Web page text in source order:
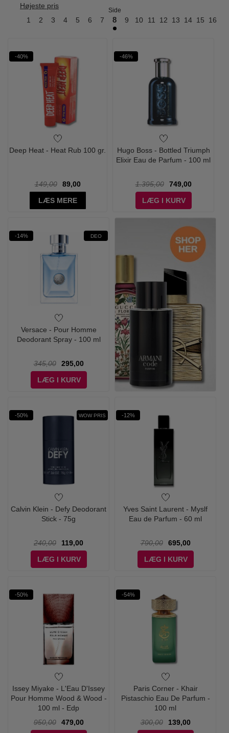
Højeste pris
Side
1 2 3 4 5 6 7 8 9 10 11 12 13 14 15 16
-40%
Deep Heat - Heat Rub 100 gr.
149,00
89,00
LÆS MERE
-46%
Hugo Boss - Bottled Triumph
Elixir Eau de Parfum - 100 ml
1.395,00
749,00
LÆG I KURV
-14% DEO
Versace - Pour Homme
Deodorant Spray - 100 ml
345,00
295,00
LÆG I KURV
-50% WOW PRIS
Calvin Klein - Defy Deodorant
Stick - 75g
240,00
119,00
LÆG I KURV
-12%
Yves Saint Laurent - Myslf
Eau de Parfum - 60 ml
790,00
695,00
LÆG I KURV
-50%
Issey Miyake - L'Eau D'Issey
Pour Homme Wood & Wood -
100 ml - Edp
950,00
479,00
-54%
Paris Corner - Khair
Pistaschio Eau De Parfum -
100 ml
300,00
139,00